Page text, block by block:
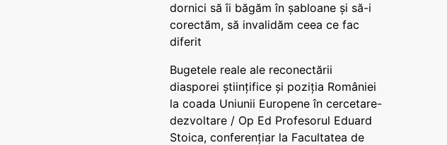
dornici să îi băgăm în șabloane și să-i
corectăm, să invalidăm ceea ce fac
diferit
Bugetele reale ale reconectării
diasporei științifice și poziția României
la coada Uniunii Europene în cercetare-
dezvoltare / Op Ed Profesorul Eduard
Stoica, conferențiar la Facultatea de